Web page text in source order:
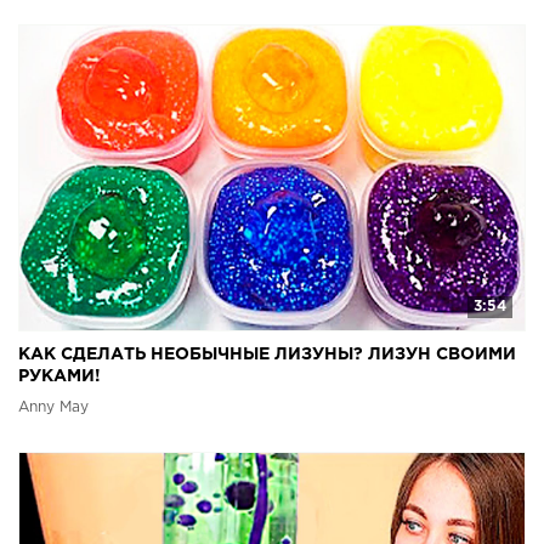
3:54
КАК СДЕЛАТЬ НЕОБЫЧНЫЕ ЛИЗУНЫ? ЛИЗУН СВОИМИ
РУКАМИ!
Anny May